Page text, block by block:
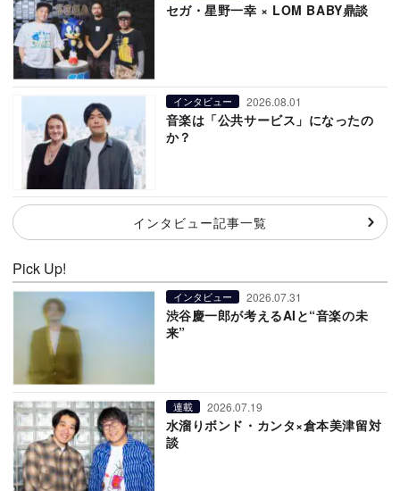
セガ・星野一幸 × LOM BABY鼎談
インタビュー 2026.08.01
音楽は「公共サービス」になったの
か？
インタビュー記事一覧
Pick Up!
インタビュー 2026.07.31
渋谷慶一郎が考えるAIと“音楽の未
来”
連載 2026.07.19
水溜りボンド・カンタ×倉本美津留対
談